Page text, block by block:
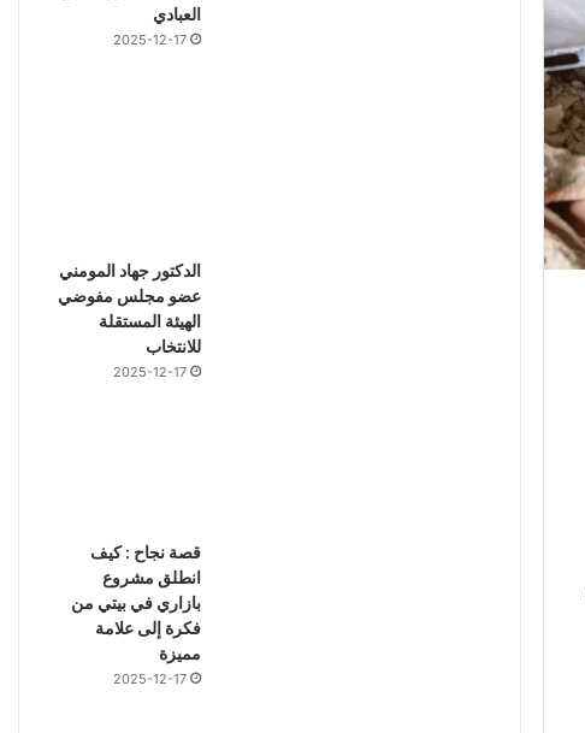
العبادي
2025-12-17
الدكتور جهاد المومني
عضو مجلس مفوضي
الهيئة المستقلة
للانتخاب
2025-12-17
قصة نجاح : كيف
انطلق مشروع
بازاري في بيتي من
فكرة إلى علامة
مميزة
2025-12-17